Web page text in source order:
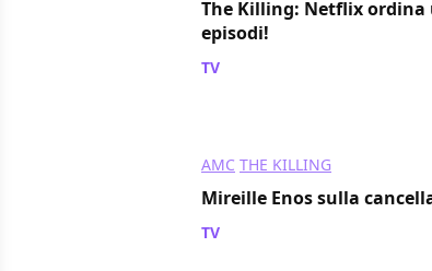
The Killing: Netflix
episodi!
TV
AMC THE KILLING
Mireille Enos sulla
TV